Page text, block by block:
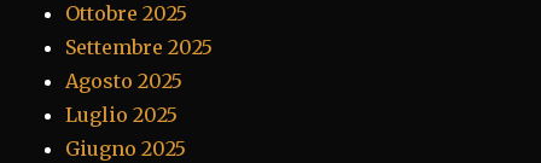
Ottobre 2025
Settembre 2025
Agosto 2025
Luglio 2025
Giugno 2025